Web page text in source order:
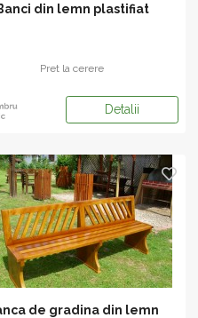
din lemn plastifiat
Pret la cerere
Detalii
de gradina din lemn